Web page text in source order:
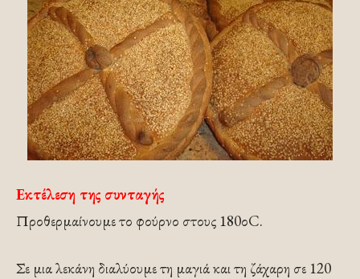
Εκτέλεση της συνταγής
Προθερμαίνουμε το φούρνο στους 180οC.
Σε μια λεκάνη διαλύουμε τη μαγιά και τη ζάχαρη σε 120